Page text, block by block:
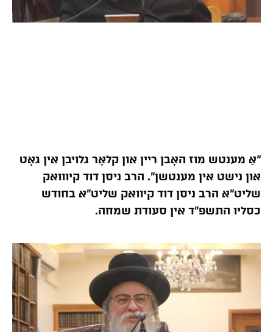
“אַ מענטש מוז האָבן ריין און קלאָר גלויבן אין גאָט
און נישט אין מענטשן”. הרב ניסן דוד קיווואק
שליט”א הרב ניסן דוד קיוואק שליט”א בחודש
כסליו התשפ”ד אין סעודת שמחה.